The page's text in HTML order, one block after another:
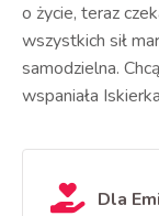
o życie, teraz
wszystkich sił
samodzielna.
wspaniała
Dla